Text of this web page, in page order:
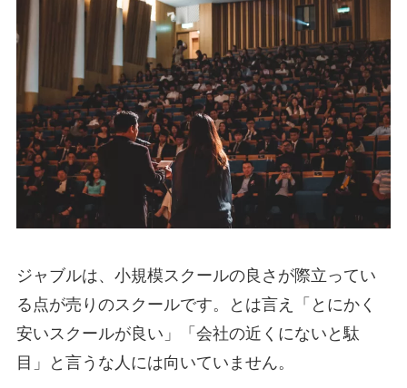
ジャブルは、小規模スクールの良さが際立ってい
る点が売りのスクールです。とは言え「とにかく
安いスクールが良い」「会社の近くにないと駄
目」と言うな人には向いていません。